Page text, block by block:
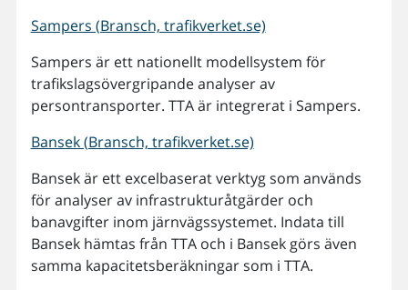
Sampers (Bransch, trafikverket.se)
Sampers är ett nationellt modellsystem för
trafikslagsövergripande analyser av
persontransporter. TTA är integrerat i Sampers.
Bansek (Bransch, trafikverket.se)
Bansek är ett excelbaserat verktyg som används
för analyser av infrastrukturåtgärder och
banavgifter inom järnvägssystemet. Indata till
Bansek hämtas från TTA och i Bansek görs även
samma kapacitetsberäkningar som i TTA.